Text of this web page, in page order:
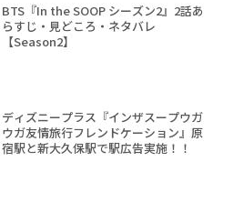
BTS『In the SOOP シーズン2』2話あ
らすじ・見どころ・ネタバレ
【Season2】
ディズニープラス『インザスープウガ
ウガ友情旅行フレンドケーション』原
宿駅と新大久保駅で駅広告実施！！